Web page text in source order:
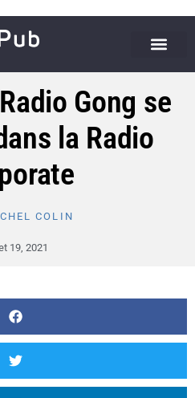
Gong se
la Radio
COLIN
19, 2021